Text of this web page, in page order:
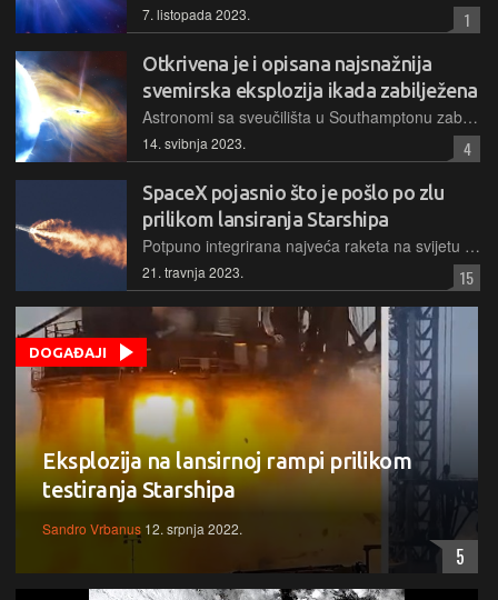
7. listopada 2023. 1
Otkrivena je i opisana najsnažnija
svemirska eksplozija ikada zabilježena
Astronomi sa sveučilišta u Southamptonu zabilježili su najsnažniju kozmičku eksploziju koju je čovječanstvo ikada snimilo, deset puta sjajniju od najsjajnije poznate supernove
14. svibnja 2023. 4
SpaceX pojasnio što je pošlo po zlu
prilikom lansiranja Starshipa
Potpuno integrirana najveća raketa na svijetu u svojem prvom lansiranju nije dosegnula orbitu, već je eksplodirala nakon manje od 4 minute. Službeno objašnjenje kaže da su eksploziju izazvali sami
21. travnja 2023. 15
DOGAĐAJI
Eksplozija na lansirnoj rampi prilikom
testiranja Starshipa
Sandro Vrbanus 12. srpnja 2022.
5